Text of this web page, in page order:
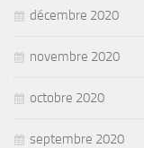
décembre 2020
novembre 2020
octobre 2020
septembre 2020